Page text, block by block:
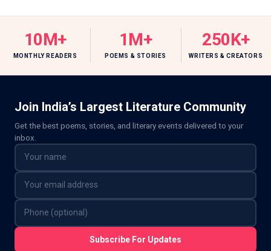
10M+
MONTHLY READERS
1M+
POEMS & STORIES
250K+
WRITERS & CREATORS
Join India’s Largest Literature Community
Get the best poems, stories, and literary events delivered to your
inbox.
Subscribe For Updates